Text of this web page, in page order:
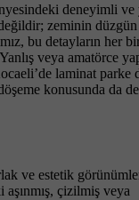
deneyimli
zeminin
bu detayların her
veya amatörce
laminat
konusunda
ve estetik
çizilmiş veya